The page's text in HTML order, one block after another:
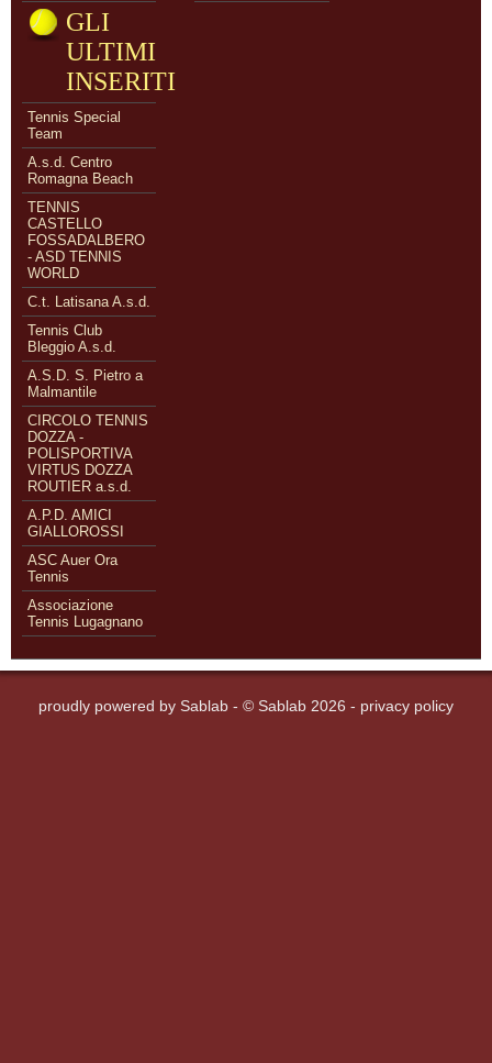
GLI
ULTIMI
INSERITI
Tennis Special
Team
A.s.d. Centro
Romagna Beach
TENNIS
CASTELLO
FOSSADALBERO
- ASD TENNIS
WORLD
C.t. Latisana A.s.d.
Tennis Club
Bleggio A.s.d.
A.S.D. S. Pietro a
Malmantile
CIRCOLO TENNIS
DOZZA -
POLISPORTIVA
VIRTUS DOZZA
ROUTIER a.s.d.
A.P.D. AMICI
GIALLOROSSI
ASC Auer Ora
Tennis
Associazione
Tennis Lugagnano
proudly powered by Sablab - © Sablab 2026 - privacy policy